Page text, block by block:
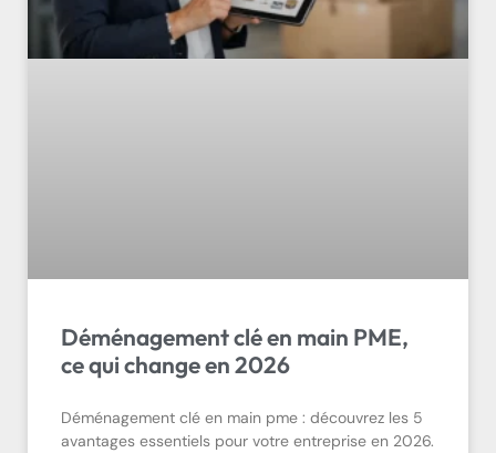
Déménagement clé en main PME,
ce qui change en 2026
Déménagement clé en main pme : découvrez les 5
avantages essentiels pour votre entreprise en 2026.